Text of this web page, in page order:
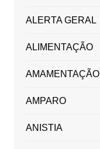
ALERTA GERAL
ALIMENTAÇÃO
AMAMENTAÇÃO
AMPARO
ANISTIA